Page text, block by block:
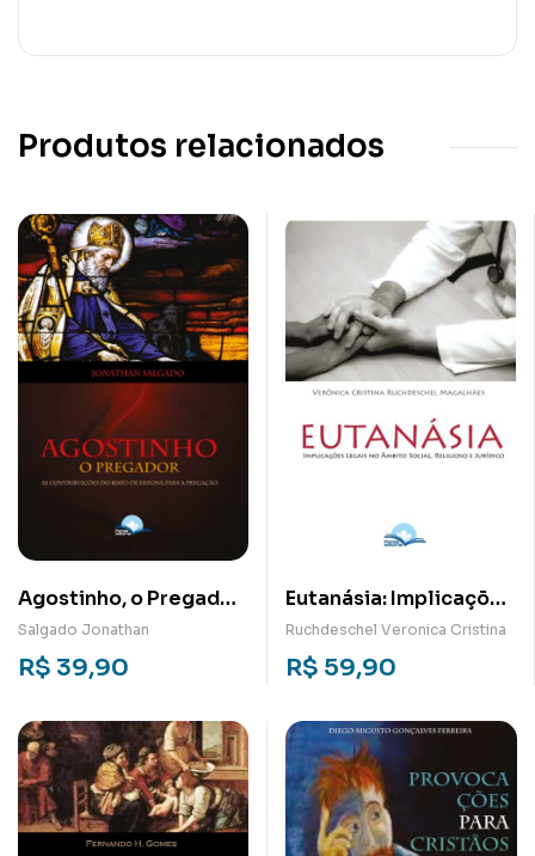
Produtos relacionados
Agostinho, o Pregador:
As Contribuições do
Bispo de Hipona para
Pregação
Salgado Jonathan
R$ 39,90
Eutanásia: Implicações
legais no âmbito
sociais, religioso e
jurídico
Ruchdeschel Veronica Cristina
R$ 59,90